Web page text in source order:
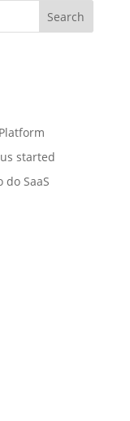
started
SaaS